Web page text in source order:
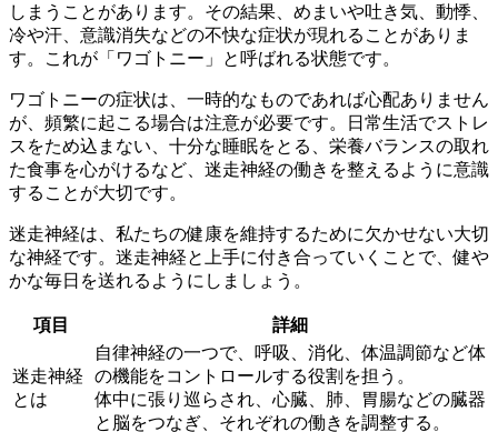
しまうことがあります。その結果、めまいや吐き気、動悸、
冷や汗、意識消失などの不快な症状が現れることがありま
す。これが「ワゴトニー」と呼ばれる状態です。
ワゴトニーの症状は、一時的なものであれば心配ありません
が、頻繁に起こる場合は注意が必要です。日常生活でストレ
スをため込まない、十分な睡眠をとる、栄養バランスの取れ
た食事を心がけるなど、迷走神経の働きを整えるように意識
することが大切です。
迷走神経は、私たちの健康を維持するために欠かせない大切
な神経です。迷走神経と上手に付き合っていくことで、健や
かな毎日を送れるようにしましょう。
項目 詳細
迷走神経
とは
自律神経の一つで、呼吸、消化、体温調節など体
の機能をコントロールする役割を担う。
体中に張り巡らされ、心臓、肺、胃腸などの臓器
と脳をつなぎ、それぞれの働きを調整する。